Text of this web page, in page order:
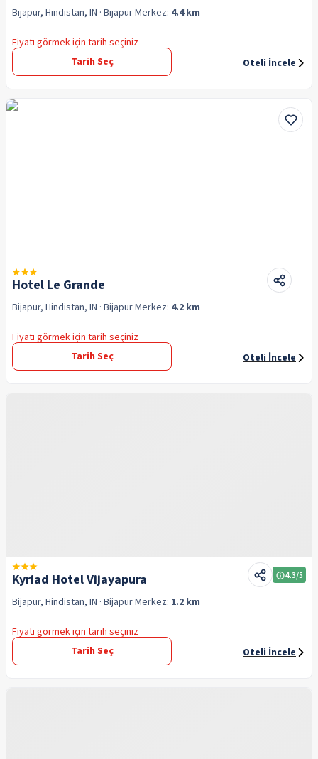
Bijapur, Hindistan, IN · BijapurMerkez: 4.4 km
Fiyatı görmek için tarih seçiniz
Tarih Seç
Oteli İncele
Hotel Le Grande
Bijapur, Hindistan, IN · BijapurMerkez: 4.2 km
Fiyatı görmek için tarih seçiniz
Tarih Seç
Oteli İncele
Kyriad Hotel Vijayapura 4.3/5
Bijapur, Hindistan, IN · BijapurMerkez: 1.2 km
Fiyatı görmek için tarih seçiniz
Tarih Seç
Oteli İncele